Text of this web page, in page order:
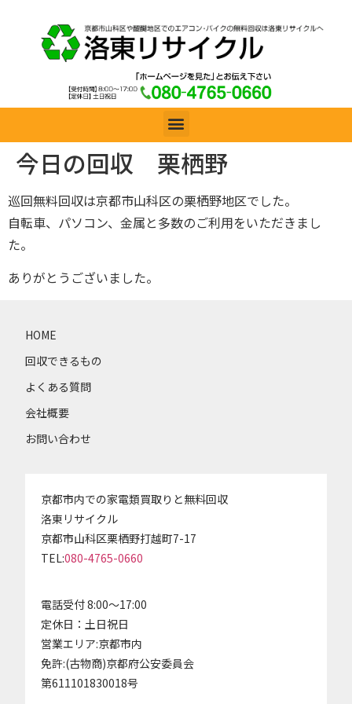
今日の回収 栗栖野
巡回無料回収は京都市山科区の栗栖野地区でした。
自転車、パソコン、金属と多数のご利用をいただきまし
た。
ありがとうございました。
HOME
回収できるもの
よくある質問
会社概要
お問い合わせ
京都市内での家電類買取りと無料回収
洛東リサイクル
京都市山科区栗栖野打越町7-17
TEL:080-4765-0660
電話受付 8:00～17:00
定休日：土日祝日
営業エリア:京都市内
免許:(古物商)京都府公安委員会
第611101830018号